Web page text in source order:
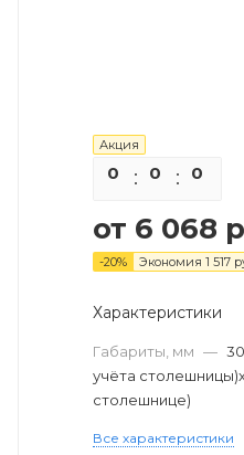
Акция
0 0 0
от 6 068
-20% Экономия 1 517
Характеристики
Габариты, мм —
учёта
столешнице)
Все характеристики